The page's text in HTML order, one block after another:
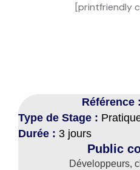
[printfriendly
Référence
Type de Stage :
Durée : 3 jours
Public
Développeurs,